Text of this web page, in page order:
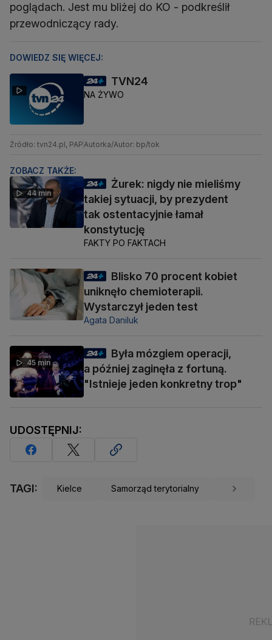
poglądach. Jest mu bliżej do KO - podkreślił
przewodniczący rady.
DOWIEDZ SIĘ WIĘCEJ:
TVN24
NA ŻYWO
Źródło: tvn24.pl, PAPAutorka/Autor: bp/tok
ZOBACZ TAKŻE:
44 min
Żurek: nigdy nie mieliśmy
takiej sytuacji, by prezydent
tak ostentacyjnie łamał
konstytucję
FAKTY PO FAKTACH
Blisko 70 procent kobiet
uniknęło chemioterapii.
Wystarczył jeden test
Agata Daniluk
45 min
Była mózgiem operacji,
a później zaginęła z fortuną.
"Istnieje jeden konkretny trop"
UDOSTĘPNIJ:
TAGI: Kielce Samorząd terytorialny